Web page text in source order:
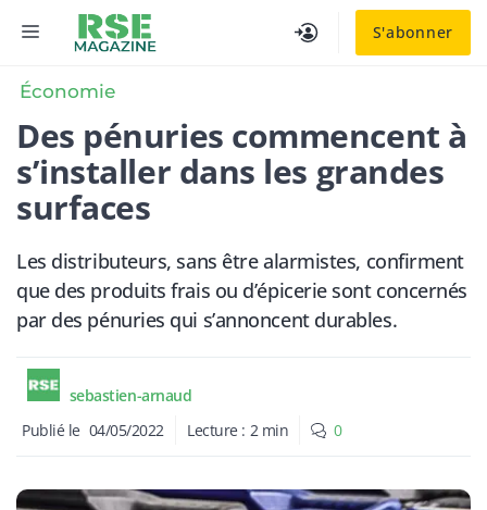
S'abonner
MENU
Économie
Des pénuries commencent à
s’installer dans les grandes
surfaces
Les distributeurs, sans être alarmistes, confirment
que des produits frais ou d’épicerie sont concernés
par des pénuries qui s’annoncent durables.
sebastien-arnaud
Publié le 04/05/2022 Lecture : 2 min 0